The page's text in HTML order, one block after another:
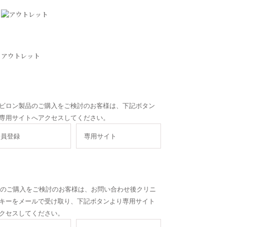
アウトレット
ロン製品のご購入をご検討のお客様は、下記ボタン
用サイトへアクセスしてください。
登録 専用サイト
ご購入をご検討のお客様は、お問い合わせ後クリニ
ーをメールで受け取り、下記ボタンより専用サイト
セスしてください。